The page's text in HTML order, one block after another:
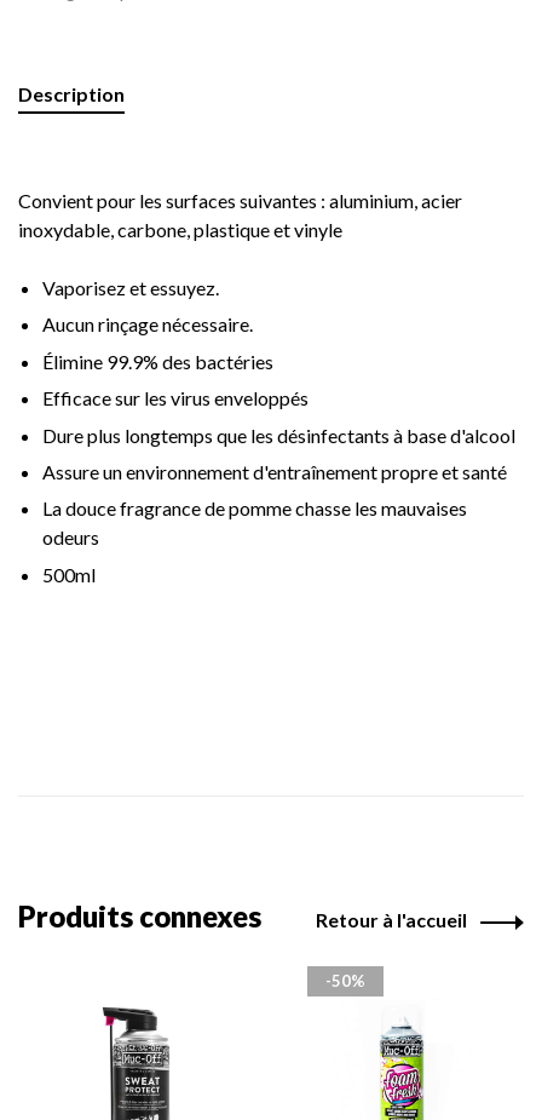
Description
Convient pour les surfaces suivantes : aluminium, acier
inoxydable, carbone, plastique et vinyle
Vaporisez et essuyez.
Aucun rinçage nécessaire.
Élimine 99.9% des bactéries
Efficace sur les virus enveloppés
Dure plus longtemps que les désinfectants à base d'alcool
Assure un environnement d'entraînement propre et santé
La douce fragrance de pomme chasse les mauvaises
odeurs
500ml
Produits connexes Retour à l'accueil
-50%